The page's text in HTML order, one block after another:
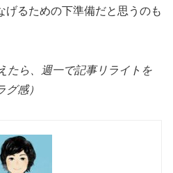
げるための下準備だと思うのも
たら、週一で記事リライトを
感）